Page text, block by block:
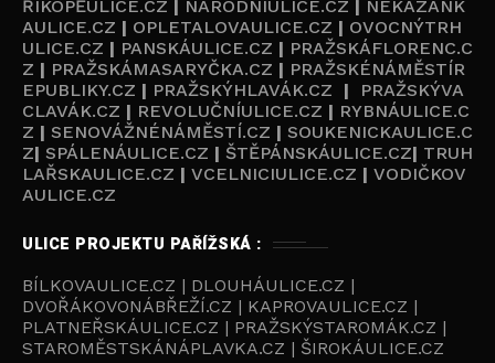
ŘÍKOPĚULICE.CZ | NÁRODNÍULICE.CZ | NEKÁZANK
AULICE.CZ | OPLETALOVAULICE.CZ | OVOCNÝTRH
ULICE.CZ | PANSKÁULICE.CZ | PRAŽSKÁFLORENC.C
Z | PRAŽSKÁMASARYČKA.CZ | PRAŽSKÉNÁMĚSTÍR
EPUBLIKY.CZ | PRAŽSKÝHLAVÁK.CZ |
PRAŽSKÝVA
CLAVÁK.CZ | REVOLUČNÍULICE.CZ | RYBNÁULICE.C
Z | SENOVÁŽNÉNÁMĚSTÍ.CZ | SOUKENICKAULICE.C
Z| SPÁLENÁULICE.CZ | ŠTĚPÁNSKÁULICE.CZ| TRUH
LAŘSKAULICE.CZ | VCELNICIULICE.CZ | VODIČKOV
AULICE.CZ
ULICE PROJEKTU PAŘÍŽSKÁ :
BÍLKOVAULICE.CZ | DLOUHÁULICE.CZ |
DVOŘÁKOVONÁBŘEŽÍ.CZ | KAPROVAULICE.CZ |
PLATNEŘSKÁULICE.CZ | PRAŽSKÝSTAROMÁK.CZ |
STAROMĚSTSKÁNÁPLAVKA.CZ | ŠIROKÁULICE.CZ